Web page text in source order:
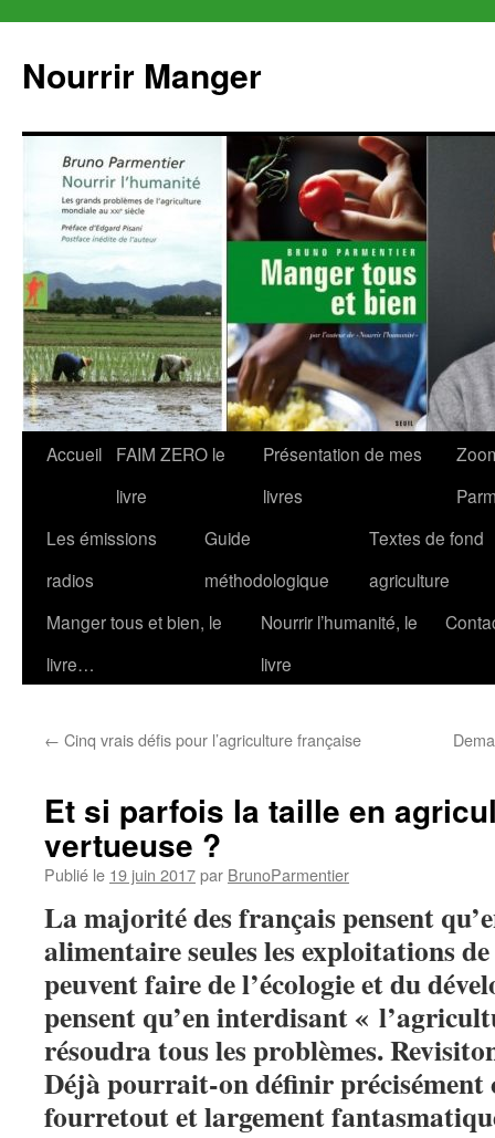
contenu
Nourrir Manger
Accueil
FAIM ZERO le
livre
Présentation de mes
livres
Les émissions
radios
Guide
méthodologique
Textes de fond
agriculture
Manger tous et bien, le
livre…
Nourrir l’humanité, le
livre
← Cinq vrais défis pour l’agriculture française
Et si parfois la taille en
vertueuse ?
Publié le 19 juin 2017par BrunoParmentier
La majorité des français pensent
alimentaire seules les exploitations
peuvent faire de l’écologie et du
pensent qu’en interdisant «
résoudra tous les problèmes.
Déjà pourrait-on définir précisément
fourretout et largement